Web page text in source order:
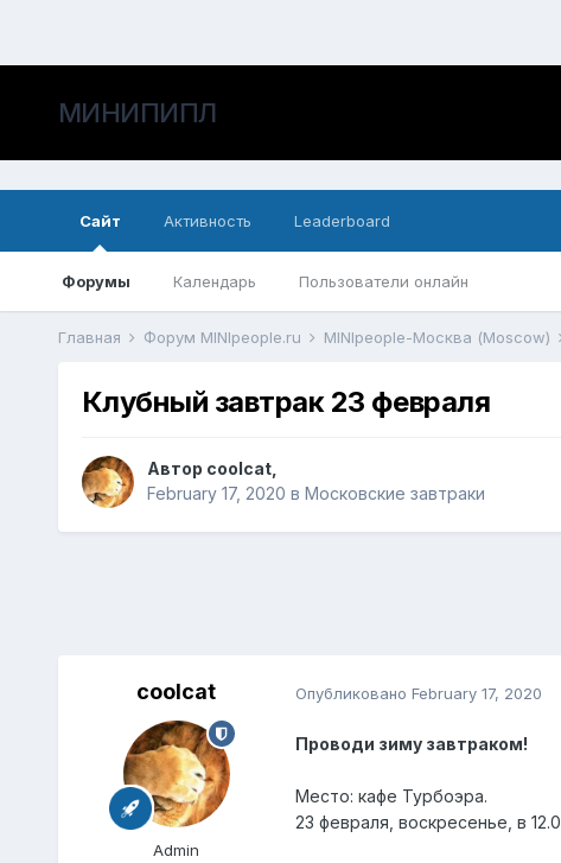
МИНИПИПЛ
Сайт
Форумы Календарь Пользователи онлайн
Активность Leaderboard
Главная Форум MINIpeople.ru MINIpeople-Москва (Moscow)
Клубный завтрак 23 февраля
Автор coolcat,
February 17, 2020 в Московские завтраки
coolcat
Admin
Опубликовано February 17, 2020
Проводи зиму завтраком!
Место: кафе Турбоэра.
23 февраля, воскресенье, в